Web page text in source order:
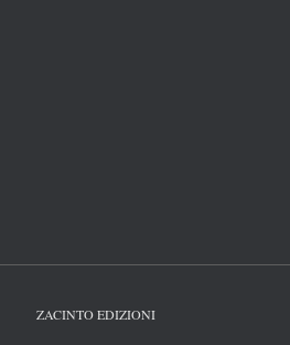
ZACINTO EDIZIONI